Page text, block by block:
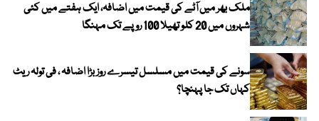
ملک بھر میں آٹے کی قیمت میں اضافہ، ایک ہفتے میں کئی
شہروں میں 20 کلو تھیلا 100 روپے تک مہنگا
سونے کی قیمت میں مسلسل تیسرے روز بڑا اضافہ ، فی تولہ ریٹ
کہاں تک جا پہنچا؟